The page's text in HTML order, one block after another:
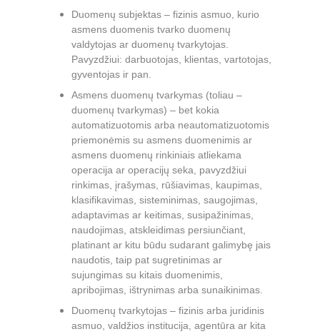
Duomenų subjektas – fizinis asmuo, kurio
asmens duomenis tvarko duomenų
valdytojas ar duomenų tvarkytojas.
Pavyzdžiui: darbuotojas, klientas, vartotojas,
gyventojas ir pan.
Asmens duomenų tvarkymas (toliau –
duomenų tvarkymas) – bet kokia
automatizuotomis arba neautomatizuotomis
priemonėmis su asmens duomenimis ar
asmens duomenų rinkiniais atliekama
operacija ar operacijų seka, pavyzdžiui
rinkimas, įrašymas, rūšiavimas, kaupimas,
klasifikavimas, sisteminimas, saugojimas,
adaptavimas ar keitimas, susipažinimas,
naudojimas, atskleidimas persiunčiant,
platinant ar kitu būdu sudarant galimybę jais
naudotis, taip pat sugretinimas ar
sujungimas su kitais duomenimis,
apribojimas, ištrynimas arba sunaikinimas.
Duomenų tvarkytojas – fizinis arba juridinis
asmuo, valdžios institucija, agentūra ar kita